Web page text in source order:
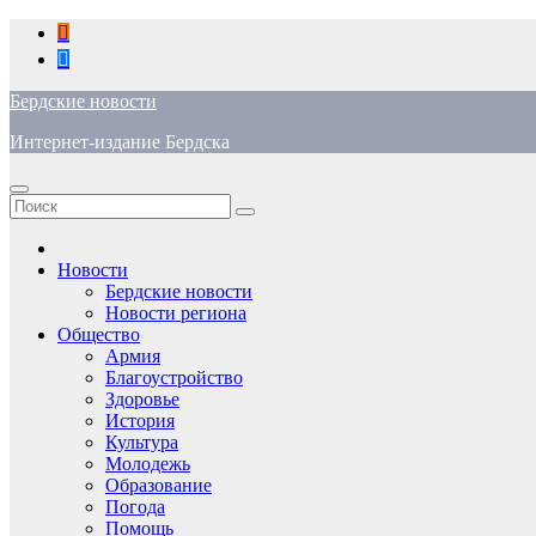
Перейти
содержимому
Бердские новости
Интернет-издание Бердска
Новости
Бердские новости
Новости региона
Общество
Армия
Благоустройство
Здоровье
История
Культура
Молодежь
Образование
Погода
Помощь